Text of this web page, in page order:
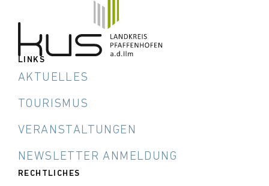
LINKS
AKTUELLES
TOURISMUS
VERANSTALTUNGEN
NEWSLETTER ANMELDUNG
RECHTLICHES